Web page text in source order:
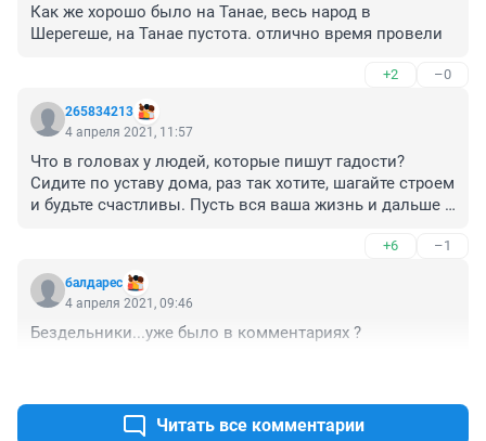
Как же хорошо было на Танае, весь народ в
Шерегеше, на Танае пустота. отлично время провели
+2 –0
265834213
4 апреля 2021, 11:57
Что в головах у людей, которые пишут гадости?
Сидите по уставу дома, раз так хотите, шагайте строем
и будьте счастливы. Пусть вся ваша жизнь и дальше
диванных воспоминаниях, о том что вы когда то в
лохматых годах делали что-то действительно
интересное. Ваша критика стоит ровно нуль, для
людей, которые действительно стараются жить, а не
просто проживать свой век в соц. Сетях, и
В 60 лет посмотрите назад на жизнь и поймёте, что
ничего за собой не оставили. Разве что новые обои.
+6 –1
балдарес
4 апреля 2021, 09:46
Бездельники...уже было в комментариях ?
Читать все комментарии